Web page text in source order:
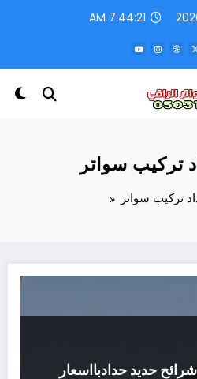
7:44:21 AM
تركيب سواتر
تركيب سواتر
حديد حدادبااسعار